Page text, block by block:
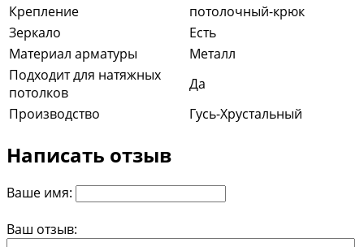
Крепление
потолочный-крюк
Зеркало
Есть
Материал арматуры
Металл
Подходит для натяжных
потолков
Да
Производство
Гусь-Хрустальный
Написать отзыв
Ваше имя:
Ваш отзыв: